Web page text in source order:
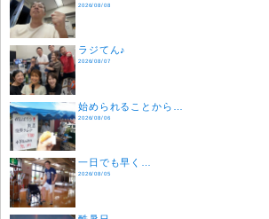
2026/08/08
ラジてん♪
2026/08/07
始められることから…
2026/08/06
一日でも早く…
2026/08/05